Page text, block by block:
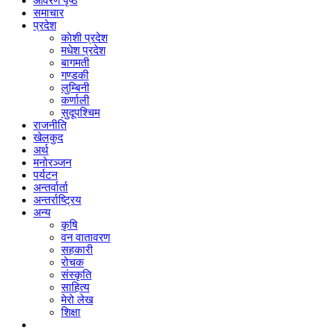
समाचार
प्रदेश
काेशी प्रदेश
मधेश प्रदेश
बागमती
गण्डकी
लुम्बिनी
कर्णाली
सुदूपश्‍चिम
राजनीति
खेलकुद
अर्थ
मनोरञ्‍जन
पर्यटन
अन्तर्वार्ता
अन्तर्राष्‍ट्रिय
अन्य
कृषि
वन वातावरण
सहकारी
रोचक
संस्कृति
साहित्य
मेरो लेख
शिक्षा